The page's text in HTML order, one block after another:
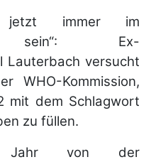
immer im
sein“: Ex-
Lauterbach versucht
WHO-Kommission,
mit dem Schlagwort
zu füllen.
Jahr von der